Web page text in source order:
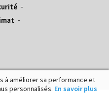
à améliorer sa performance et
personnalisés. En savoir plus